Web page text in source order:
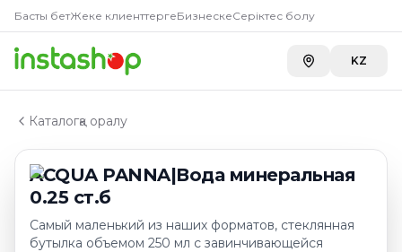
Басты бетЖеке клиенттергеБизнескеСеріктес болу
KZ
Каталогқа оралу
ACQUA PANNA|Вода минеральная
0.25 ст.б
Самый маленький из наших форматов, стеклянная
бутылка объемом 250 мл с завинчивающейся
Главная
Каталог
Вода
ACQUA PANNA|Вода минеральная 0.25 ст.б
КупитьACQUA
A-Store ADK на Бажова